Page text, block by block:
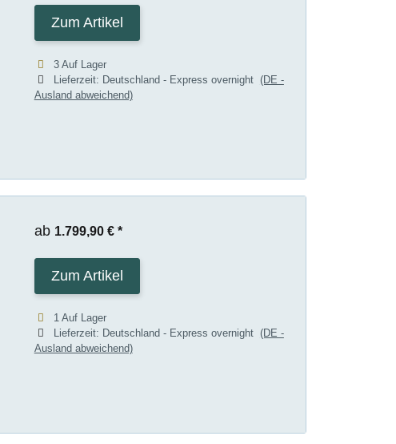
Zum Artikel
3 Auf Lager
Lieferzeit: Deutschland - Express overnight (DE -
Ausland abweichend)
ab 1.799,90 € *
Zum Artikel
1 Auf Lager
Lieferzeit: Deutschland - Express overnight (DE -
Ausland abweichend)